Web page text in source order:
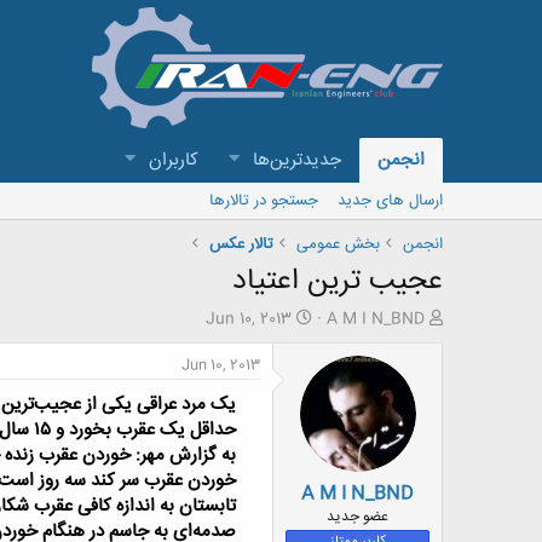
انجمن جدیدترین‌ها کاربران
ارسال های جدید
جستجو در تالارها
انجمن
بخش عمومی تالار عکس
عجیب ترین اعتیاد
ش
و
A M I N_BND
تJun 10, 2013
A M I N_BND
عضو جدید
Jun 10, 2013
یک مرد عراقی یکی از
حداقل یک عقرب بخورد و ۱۵ سال است که این روند ادامه داشته است.
به گزارش مهر:
خوردن عقرب سر کند سه روز
تابستان به اندازه کافی عقرب
صدمه‌ای به جاسم در هنگام